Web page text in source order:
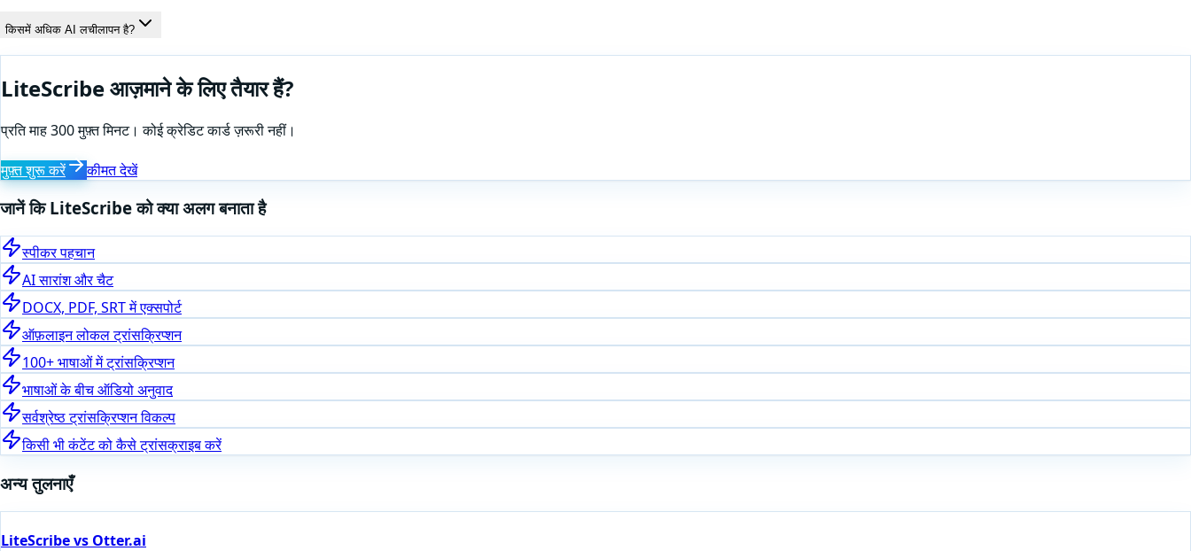
किसमें अधिक AI लचीलापन है?
LiteScribe आज़माने के लिए तैयार हैं?
प्रति माह 300 मुफ़्त मिनट। कोई क्रेडिट कार्ड ज़रूरी नहीं।
मुफ़्त शुरू करें कीमत देखें
जानें कि LiteScribe को क्या अलग बनाता है
स्पीकर पहचान
AI सारांश और चैट
DOCX, PDF, SRT में एक्सपोर्ट
ऑफ़लाइन लोकल ट्रांसक्रिप्शन
100+ भाषाओं में ट्रांसक्रिप्शन
भाषाओं के बीच ऑडियो अनुवाद
सर्वश्रेष्ठ ट्रांसक्रिप्शन विकल्प
किसी भी कंटेंट को कैसे ट्रांसक्राइब करें
अन्य तुलनाएँ
LiteScribe vs Otter.ai